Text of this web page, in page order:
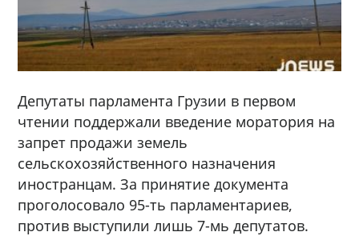
Депутаты парламента Грузии в первом
чтении поддержали введение моратория на
запрет продажи земель
сельскохозяйственного назначения
иностранцам. За принятие документа
проголосовало 95-ть парламентариев,
против выступили лишь 7-мь депутатов.